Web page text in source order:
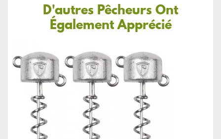
D'autres Pêcheurs Ont
Également Apprécié